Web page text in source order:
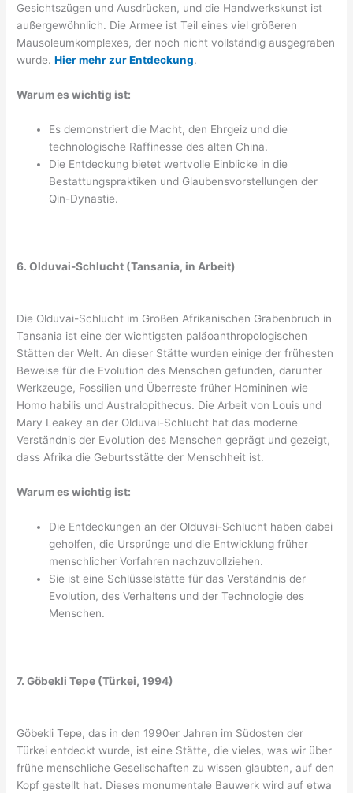
Gesichtszügen und Ausdrücken, und die Handwerkskunst ist
außergewöhnlich. Die Armee ist Teil eines viel größeren
Mausoleumkomplexes, der noch nicht vollständig ausgegraben
wurde.Hier mehr zur Entdeckung.
Warum es wichtig ist:
Es demonstriert die Macht, den Ehrgeiz und die
technologische Raffinesse des alten China.
Die Entdeckung bietet wertvolle Einblicke in die
Bestattungspraktiken und Glaubensvorstellungen der
Qin-Dynastie.
6. Olduvai-Schlucht (Tansania, in Arbeit)
Die Olduvai-Schlucht im Großen Afrikanischen Grabenbruch in
Tansania ist eine der wichtigsten paläoanthropologischen
Stätten der Welt. An dieser Stätte wurden einige der frühesten
Beweise für die Evolution des Menschen gefunden, darunter
Werkzeuge, Fossilien und Überreste früher Homininen wie
Homo habilis und Australopithecus. Die Arbeit von Louis und
Mary Leakey an der Olduvai-Schlucht hat das moderne
Verständnis der Evolution des Menschen geprägt und gezeigt,
dass Afrika die Geburtsstätte der Menschheit ist.
Warum es wichtig ist:
Die Entdeckungen an der Olduvai-Schlucht haben dabei
geholfen, die Ursprünge und die Entwicklung früher
menschlicher Vorfahren nachzuvollziehen.
Sie ist eine Schlüsselstätte für das Verständnis der
Evolution, des Verhaltens und der Technologie des
Menschen.
7. Göbekli Tepe (Türkei, 1994)
Göbekli Tepe, das in den 1990er Jahren im Südosten der
Türkei entdeckt wurde, ist eine Stätte, die vieles, was wir über
frühe menschliche Gesellschaften zu wissen glaubten, auf den
Kopf gestellt hat. Dieses monumentale Bauwerk wird auf etwa